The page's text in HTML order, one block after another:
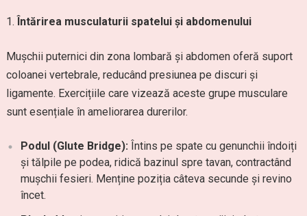
Întărirea musculaturii spatelui și abdomenului
Mușchii puternici din zona lombară și abdomen oferă suport
coloanei vertebrale, reducând presiunea pe discuri și
ligamente. Exercițiile care vizează aceste grupe musculare
sunt esențiale în ameliorarea durerilor.
Podul (Glute Bridge): Întins pe spate cu genunchii îndoiți
și tălpile pe podea, ridică bazinul spre tavan, contractând
mușchii fesieri. Menține poziția câteva secunde și revino
încet.